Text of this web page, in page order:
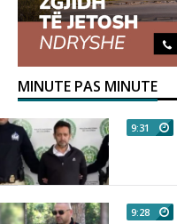
MINUTE PAS MINUTE
9:31
9:28